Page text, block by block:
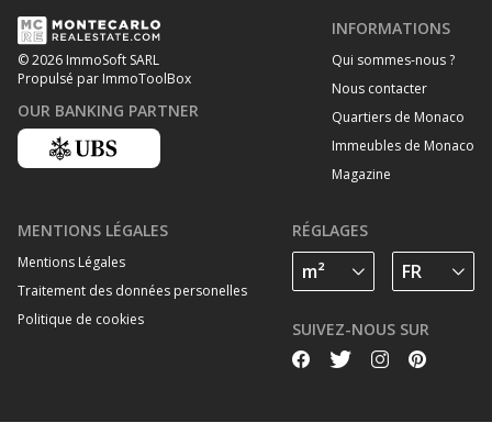
© 2026 ImmoSoft SARL
Propulsé par ImmoToolBox
OUR BANKING PARTNER
INFORMATIONS
Qui sommes-nous ?
Nous contacter
Quartiers de Monaco
Immeubles de Monaco
Magazine
MENTIONS LÉGALES
Mentions Légales
Traitement des données personelles
Politique de cookies
RÉGLAGES
SUIVEZ-NOUS SUR